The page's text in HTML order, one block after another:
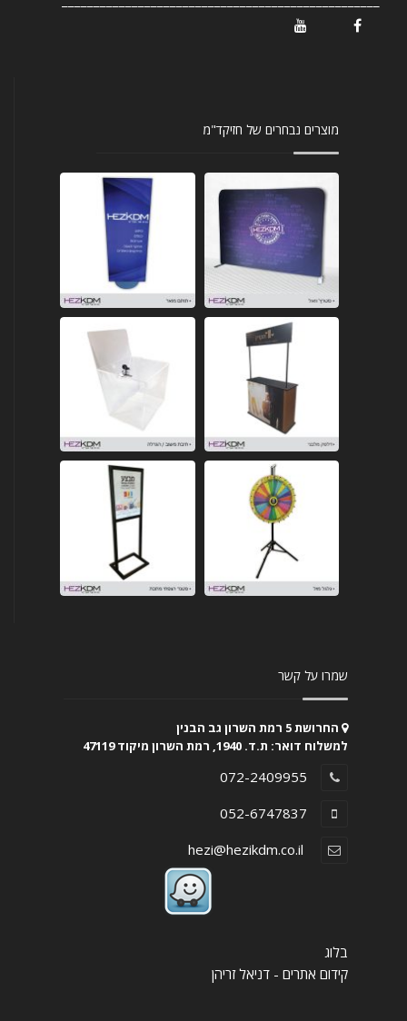
מוצרים נבחרים של חזיקד"מ
שמרו על קשר
החרושת 5 רמת השרון גב הבנין
למשלוח דואר: ת.ד. 1940, רמת השרון מיקוד 47119
072-2409955
052-6747837
בלוג
קידום אתרים - דניאל זריהן